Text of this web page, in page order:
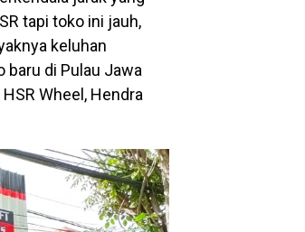
tapi toko ini jauh,
keluhan
di Pulau Jawa
Wheel, Hendra